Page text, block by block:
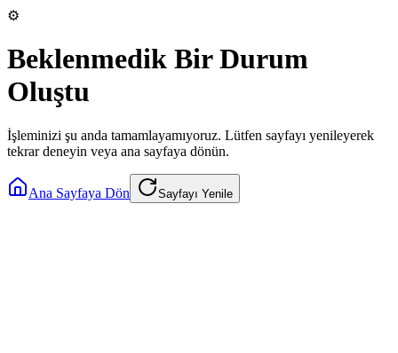
⚙️
Beklenmedik Bir Durum
Oluştu
İşleminizi şu anda tamamlayamıyoruz. Lütfen sayfayı yenileyerek
tekrar deneyin veya ana sayfaya dönün.
Ana Sayfaya Dön Sayfayı Yenile